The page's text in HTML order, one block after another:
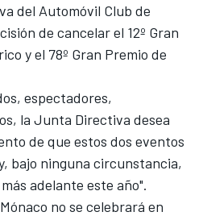
del Automóvil Club de
de cancelar el 12º Gran
y el 78º Gran Premio de
espectadores,
la Junta Directiva desea
de que estos dos eventos
bajo ninguna circunstancia,
adelante este año".
no se celebrará en